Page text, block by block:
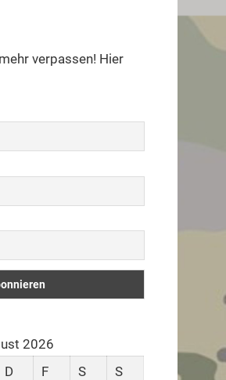
die
regeln.
verpassen! Hier
2026
D F S
S